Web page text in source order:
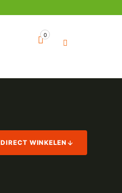
0
DIRECT WINKELEN